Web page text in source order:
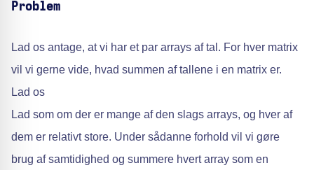
Problem
Lad os antage, at vi har et par arrays af tal. For hver matrix
vil vi gerne vide, hvad summen af tallene i en matrix er.
Lad os
Lad som om der er mange af den slags arrays, og hver af
dem er relativt store. Under sådanne forhold vil vi gøre
brug af samtidighed og summere hvert array som en